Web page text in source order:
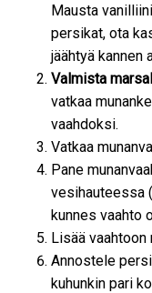
Mausta
persikat, ota
jäähtyä kannen
Valmista
vatkaa
vaahdoksi.
Vatkaa
Pane
vesihauteessa
kunnes vaahto
Lisää vaahtoon
Annostele
kuhunkin pari